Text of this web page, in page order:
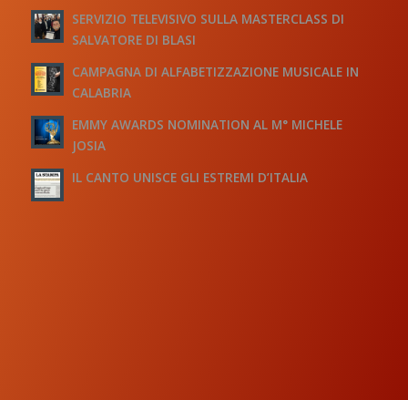
SERVIZIO TELEVISIVO SULLA MASTERCLASS DI
SALVATORE DI BLASI
CAMPAGNA DI ALFABETIZZAZIONE MUSICALE IN
CALABRIA
EMMY AWARDS NOMINATION AL M° MICHELE
JOSIA
IL CANTO UNISCE GLI ESTREMI D’ITALIA